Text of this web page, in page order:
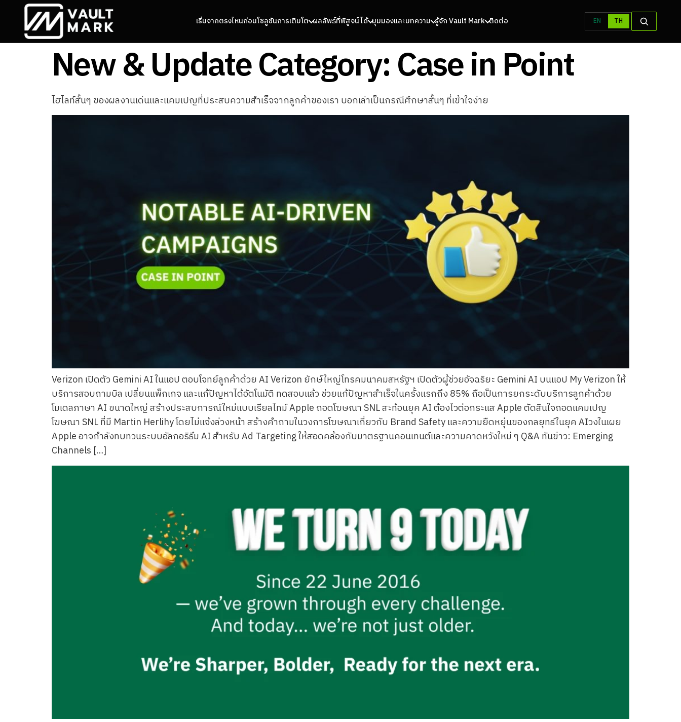
เริ่มจากตรงไหนก่อนโซลูชันการเติบโต ผลลัพธ์ที่พิสูจน์ได้ มุมมองและบทความ รู้จัก Vault Mark ติดต่อ EN TH
New & Update Category:Case in Point
ไฮไลท์สั้นๆ ของผลงานเด่นและแคมเปญที่ประสบความสำเร็จจากลูกค้าของเรา บอกเล่าเป็นกรณีศึกษาสั้นๆ ที่เข้าใจง่าย
Verizon เปิดตัว Gemini AI ในแอป ตอบโจทย์ลูกค้าด้วย AI Verizon ยักษ์ใหญ่โทรคมนาคมสหรัฐฯ เปิดตัวผู้ช่วยอัจฉริยะ Gemini AI บนแอป My Verizon ให้
บริการสอบถามบิล เปลี่ยนแพ็กเกจ และแก้ปัญหาได้อัตโนมัติ ทดสอบแล้ว ช่วยแก้ปัญหาสำเร็จในครั้งแรกถึง 85% ถือเป็นการยกระดับบริการลูกค้าด้วย
โมเดลภาษา AI ขนาดใหญ่ สร้างประสบการณ์ใหม่แบบเรียลไทม์ Apple ถอดโฆษณา SNL สะท้อนยุค AI ต้องไวต่อกระแส Apple ตัดสินใจถอดแคมเปญ
โฆษณา SNL ที่มี Martin Herlihy โดยไม่แจ้งล่วงหน้า สร้างคำถามในวงการโฆษณาเกี่ยวกับ Brand Safety และความยืดหยุ่นของกลยุทธ์ในยุค AIวงในเผย
Apple อาจกำลังทบทวนระบบอัลกอริธึม AI สำหรับ Ad Targeting ให้สอดคล้องกับมาตรฐานคอนเทนต์และความคาดหวังใหม่ ๆ Q&A ทันข่าว: Emerging
Channels […]